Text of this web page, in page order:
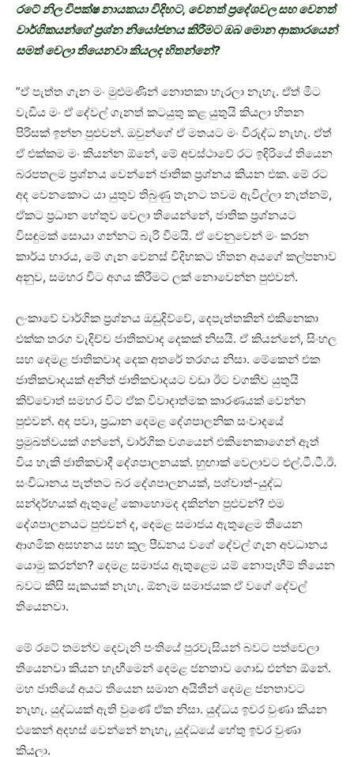
රටේ නිල විපක්ෂ නායකයා විදිහට, වෙනත් ප‍්‍රදේශවල සහ වෙනත්
වාර්ගිකයන්ගේ ප‍්‍රශ්න නියෝජනය කිරීමට ඔබ මොන ආකාරයෙන්
සමත් වෙලා තියෙනවා කියලද හිතන්නේ?
”ඒ පැත්ත ගැන මං මුළුමණින් නොතකා හැරලා නැහැ. ඒත් මීට
වැඩිය මං ඒ දේවල් ගැනත් කටයුතු කළ යුතුයි කියලා හිතන
පිරිසක් ඉන්න පුළුවන්. ඔවුන්ගේ ඒ මතයට මං විරුද්ධ නැහැ. ඒත්
ඒ එක්කම මං කියන්න ඕනේ, මේ අවස්ථාවේ රට ඉදිරියේ තියෙන
බරපතලම ප‍්‍රශ්නය වෙන්නේ ජාතික ප‍්‍රශ්නය කියන එක. මේ රට
අද වෙනකොට යා යුතුව තිබුණු තැනට තවම ඇවිල්ලා නැත්නම්,
ඒකට ප‍්‍රධාන හේතුව වෙලා තියෙන්නේ, ජාතික ප‍්‍රශ්නයට
විසඳුමක් සොයා ගන්නට බැරි වීමයි. ඒ වෙනුවෙන් මං කරන
කාර්ය භාරය, මේ ගැන වෙනස් විදිහකට හිතන අයගේ කල්පනාව
අනුව, සමහර විට අගය කිරීමට ලක් නොවෙන්න පුළුවන්.
ලංකාවේ වාර්ගික ප‍්‍රශ්නය ඔඩුදිව්වේ, දෙපැත්තකින් එකිනෙකා
එක්ක තරග වැදිච්ච ජාතිකවාද දෙකක් නිසයි. ඒ කියන්නේ, සිංහල
සහ දෙමළ ජාතිකවාද දෙක අතරේ තරගය නිසා. මේකෙන් එක
ජාතිකවාදයක් අනිත් ජාතිකවාදයට වඩා ඊට වගකිව යුතුයි
කිව්වොත් සමහර විට ඒක විවාදාත්මක කාරණයක් වෙන්න
පුළුවන්. අද පවා, ප‍්‍රධාන දෙමළ දේශපාලනික සංවාදයේ
ප‍්‍රමුඛත්වයක් ගන්නේ, වාර්ගික වශයෙන් එකිනෙකාගෙන් ඈත්
විය හැකි ජාතිකවාදී දේශපාලනයක්. හුඟාක් වෙලාවට එල්.ටී.ටී.ඊ.
සංවිධානය පැත්තට බර දේශපාලනයක්, පශ්චාත්-යුද්ධ
සන්දර්භයක් ඇතුළේ කොහොමද දකින්න පුළුවන්? එම
දේශපාලනයට පුළුවන් ද, දෙමළ සමාජය ඇතුළෙම තියෙන
ආගමික අසහනය සහ කුල පීඩනය වගේ දේවල් ගැන අවධානය
යොමු කරන්න? දෙමළ සමාජය ඇතුළෙම යම් නොපෑහීම් තියෙන
බවට කිසි සැකයක් නැහැ. ඕනෑම සමාජයක ඒ වගේ දේවල්
තියෙනවා.
මේ රටේ තමන්ව දෙවැනි පංතියේ පුරවැසියන් බවට පත්වෙලා
තියෙනවා කියන හැඟීමෙන් දෙමළ ජනතාව ගොඩ එන්න ඕනේ.
මහ ජාතියේ අයට තියෙන සමාන අයිතීන් දෙමළ ජනතාවට
නැහැ. යුද්ධයක් ඇති වුණේ ඒක නිසා. යුද්ධය ඉවර වුණා කියන
එකෙන් අදහස් වෙන්නේ නැහැ, යුද්ධයේ හේතු ඉවර වුණා
කියලා.